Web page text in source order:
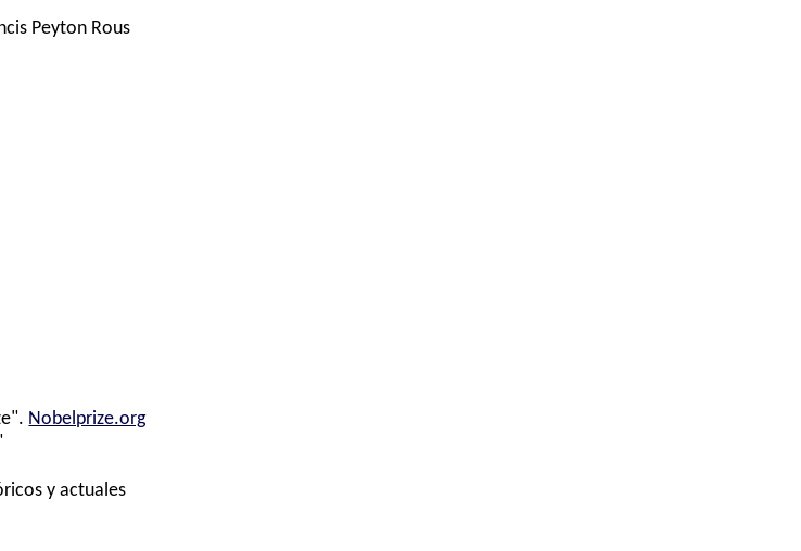
Peyton Rous
Nobelprize.org
y actuales